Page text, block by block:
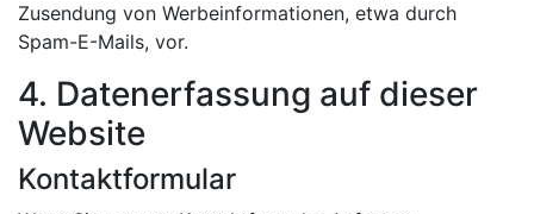
Zusendung von Werbeinformationen, etwa durch
Spam-E-Mails, vor.
4. Datenerfassung auf dieser
Website
Kontaktformular